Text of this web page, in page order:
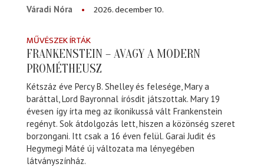
Váradi Nóra
2026. december 10.
MŰVÉSZEK ÍRTÁK
FRANKENSTEIN – AVAGY A MODERN
PROMÉTHEUSZ
Kétszáz éve Percy B. Shelley és felesége, Mary a
baráttal, Lord Bayronnal írósdit játszottak. Mary 19
évesen így írta meg az ikonikussá vált Frankenstein
regényt. Sok átdolgozás lett, hiszen a közönség szeret
borzongani. Itt csak a 16 éven felül. Garai Judit és
Hegymegi Máté új változata ma lényegében
látványszínház.